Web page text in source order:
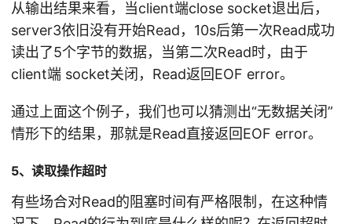
从输出结果来看，当client端close socket退出后，
server3依旧没有开始Read，10s后第一次Read成功
读出了5个字节的数据，当第二次Read时，由于
client端 socket关闭，Read返回EOF error。
通过上面这个例子，我们也可以猜测出“无数据关闭”
情形下的结果，那就是Read直接返回EOF error。
5、读取操作超时
有些场合对Read的阻塞时间有严格限制，在这种情